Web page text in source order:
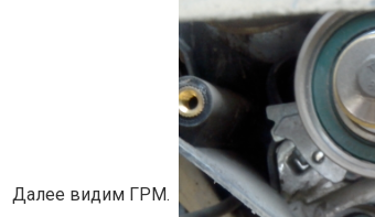
Далее видим ГРМ.